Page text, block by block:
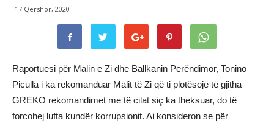
17 Qershor, 2020
Raportuesi për Malin e Zi dhe Ballkanin Perëndimor, Tonino
Piculla i ka rekomanduar Malit të Zi që ti plotësojë të gjitha
GREKO rekomandimet me të cilat siç ka theksuar, do të
forcohej lufta kundër korrupsionit. Ai konsideron se për